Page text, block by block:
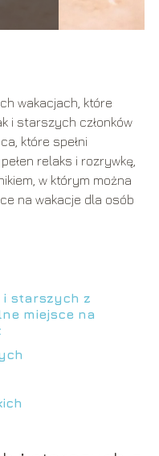
wakacjach, które
i starszych członków
które spełni
relaks i rozrywkę,
w którym można
na wakacje dla osób
i starszych z
miejsce na